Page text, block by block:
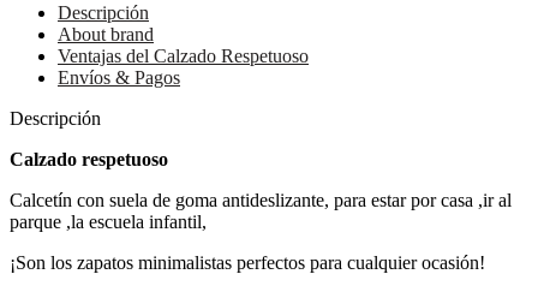
Descripción
About brand
Ventajas del Calzado Respetuoso
Envíos & Pagos
Descripción
Calzado respetuoso
Calcetín con suela de goma antideslizante, para estar por casa ,ir al
parque ,la escuela infantil,
¡Son los zapatos minimalistas perfectos para cualquier ocasión!